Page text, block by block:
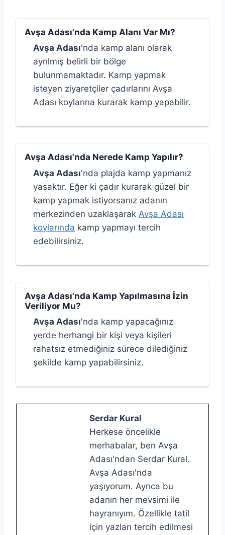
Avşa Adası'nda Kamp Alanı Var Mı?
Avşa Adası'nda kamp alanı olarak
ayrılmış belirli bir bölge
bulunmamaktadır. Kamp yapmak
isteyen ziyaretçiler çadırlarını Avşa
Adası koylarına kurarak kamp yapabilir.
Avşa Adası'nda Nerede Kamp Yapılır?
Avşa Adası'nda plajda kamp yapmanız
yasaktır. Eğer ki çadır kurarak güzel bir
kamp yapmak istiyorsanız adanın
merkezinden uzaklaşarak Avşa Adası
koylarında kamp yapmayı tercih
edebilirsiniz.
Avşa Adası'nda Kamp Yapılmasına İzin
Veriliyor Mu?
Avşa Adası'nda kamp yapacağınız
yerde herhangi bir kişi veya kişileri
rahatsız etmediğiniz sürece dilediğiniz
şekilde kamp yapabilirsiniz.
Serdar Kural
Herkese öncelikle
merhabalar, ben Avşa
Adası'ndan Serdar Kural.
Avşa Adası'nda
yaşıyorum. Ayrıca bu
adanın her mevsimi ile
hayranıyım. Özellikle tatil
için yazları tercih edilmesi